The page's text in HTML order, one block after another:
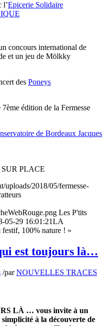
l’Epicerie Solidaire
concours international de
et un jeu de Mölkky
des Poneys
édition de la Fermesse
de Bordeaux Jacques
PLACE
uploads/2018/05/fermesse-
Les P'tits
05-29 16:01:21LA
100% nature ! »
est toujours là…
/parNOUVELLES TRACES
LÀ … vous invite à un
à la découverte de